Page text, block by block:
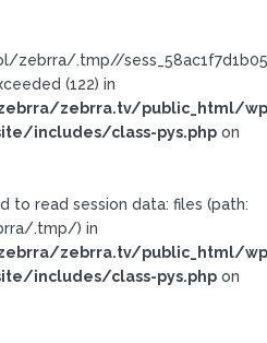
.tmp//
(122) in
zebrra.tv/public_html/
includes/class-pys.php on
to read session data: files (path:
.tmp/) in
zebrra.tv/public_html/
includes/class-pys.php on